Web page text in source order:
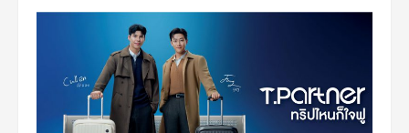
ปล่อย
ซิง
เกิ้ล
ใหม่
“BRUCE
WAYNE”
feat.
Flo
Milli